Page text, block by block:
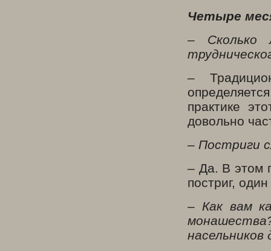
Четыре
– Сколько
–
практике
довольно
– Постриги
– Да. В этом
постриг,
– Как вам
насельников